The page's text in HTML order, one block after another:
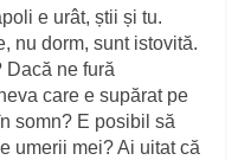
e urât, știi și tu.
nu dorm, sunt istovită.
Dacă ne fură
care e supărat pe
somn? E posibil să
umerii mei? Ai uitat că